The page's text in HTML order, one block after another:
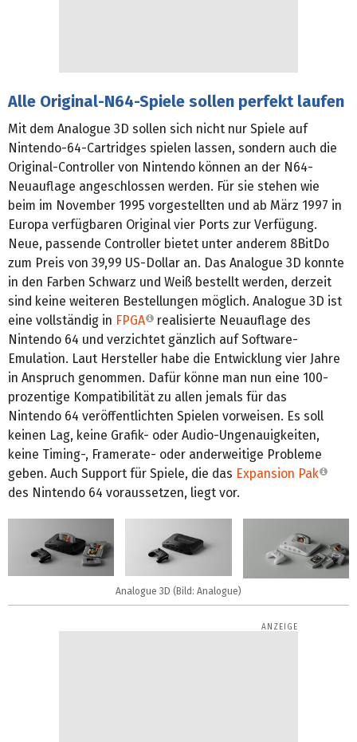
Alle Original-N64-Spiele sollen perfekt laufen
Mit dem Analogue 3D sollen sich nicht nur Spiele auf
Nintendo-64-Cartridges spielen lassen, sondern auch die
Original-Controller von Nintendo können an der N64-
Neuauflage angeschlossen werden. Für sie stehen wie
beim im November 1995 vorgestellten und ab März 1997 in
Europa verfügbaren Original vier Ports zur Verfügung.
Neue, passende Controller bietet unter anderem 8BitDo
zum Preis von 39,99 US-Dollar an. Das Analogue 3D konnte
in den Farben Schwarz und Weiß bestellt werden, derzeit
sind keine weiteren Bestellungen möglich. Analogue 3D ist
eine vollständig in FPGA
realisierte Neuauflage des
Nintendo 64 und verzichtet gänzlich auf Software-
Emulation. Laut Hersteller habe die Entwicklung vier Jahre
in Anspruch genommen. Dafür könne man nun eine 100-
prozentige Kompatibilität zu allen jemals für das
Nintendo 64 veröffentlichten Spielen vorweisen. Es soll
keinen Lag, keine Grafik- oder Audio-Ungenauigkeiten,
keine Timing-, Framerate- oder anderweitige Probleme
geben. Auch Support für Spiele, die das Expansion Pak
des Nintendo 64 voraussetzen, liegt vor.
Analogue 3D (Bild: Analogue)